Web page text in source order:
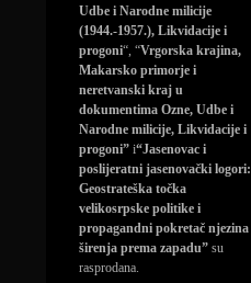
Udbe i Narodne milicije
(1944.-1957.), Likvidacije i
progoni“, “Vrgorska krajina,
Makarsko primorje i
neretvanski kraj u
dokumentima Ozne, Udbe i
Narodne milicije, Likvidacije i
progoni” i“Jasenovac i
poslijeratni jasenovački logori:
Geostrateška točka
velikosrpske politike i
propagandni pokretač njezina
širenja prema zapadu” su
rasprodana.